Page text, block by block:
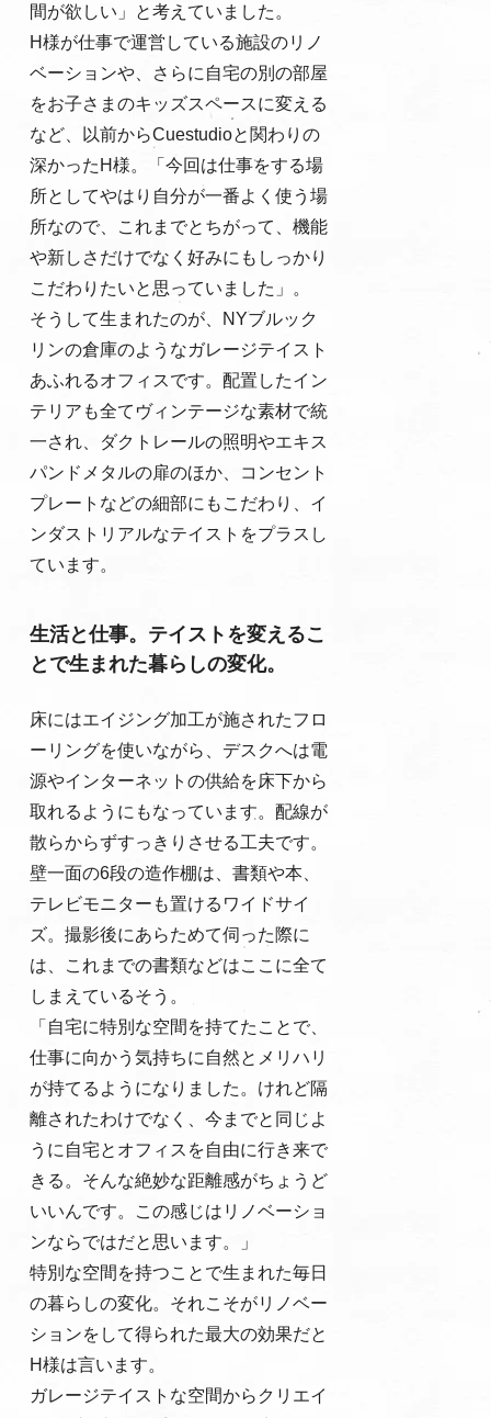
間が欲しい」と考えていました。
H様が仕事で運営している施設のリノ
ベーションや、さらに自宅の別の部屋
をお子さまのキッズスペースに変える
など、以前からCuestudioと関わりの
深かったH様。「今回は仕事をする場
所としてやはり自分が一番よく使う場
所なので、これまでとちがって、機能
や新しさだけでなく好みにもしっかり
こだわりたいと思っていました」。
そうして生まれたのが、NYブルック
リンの倉庫のようなガレージテイスト
あふれるオフィスです。配置したイン
テリアも全てヴィンテージな素材で統
一され、ダクトレールの照明やエキス
パンドメタルの扉のほか、コンセント
プレートなどの細部にもこだわり、イ
ンダストリアルなテイストをプラスし
ています。
生活と仕事。テイストを変えるこ
とで生まれた暮らしの変化。
床にはエイジング加工が施されたフロ
ーリングを使いながら、デスクへは電
源やインターネットの供給を床下から
取れるようにもなっています。配線が
散らからずすっきりさせる工夫です。
壁一面の6段の造作棚は、書類や本、
テレビモニターも置けるワイドサイ
ズ。撮影後にあらためて伺った際に
は、これまでの書類などはここに全て
しまえているそう。
「自宅に特別な空間を持てたことで、
仕事に向かう気持ちに自然とメリハリ
が持てるようになりました。けれど隔
離されたわけでなく、今までと同じよ
うに自宅とオフィスを自由に行き来で
きる。そんな絶妙な距離感がちょうど
いいんです。この感じはリノベーショ
ンならではだと思います。」
特別な空間を持つことで生まれた毎日
の暮らしの変化。それこそがリノベー
ションをして得られた最大の効果だと
H様は言います。
ガレージテイストな空間からクリエイ